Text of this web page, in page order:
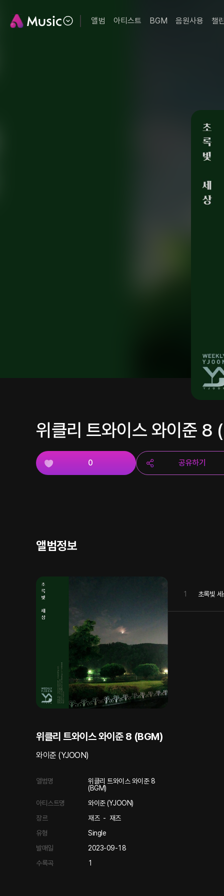
앨범 아티스트 BGM 음원사용 챌
위클리 트와이스 와이준 8
0 공유하기
앨범정보
위클리 트와이스 와이준 8 (BGM)
와이준 (YJOON)
앨범명
위클리 트와이스 와이준 8
(BGM)
아티스트명
와이준 (YJOON)
장르
재즈- 재즈
유형
Single
발매일
2023-09-18
수록곡
1
1 초록빛 세